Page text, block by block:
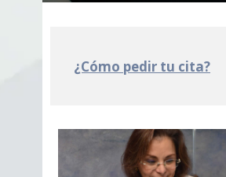
¿Cómo pedir tu cita?